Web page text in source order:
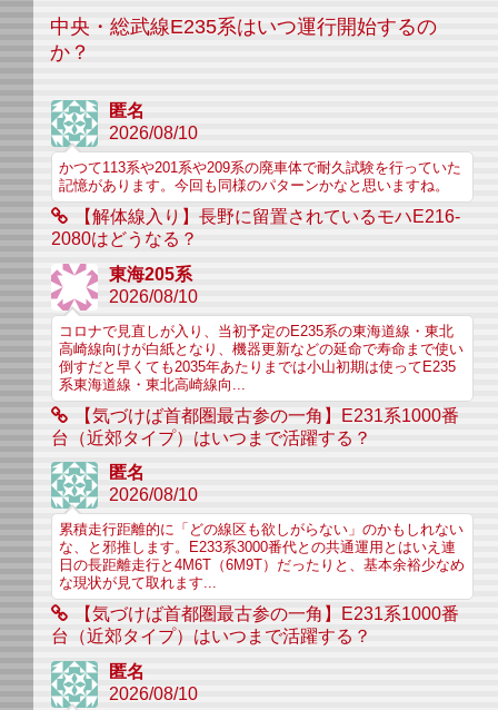
中央・総武線E235系はいつ運行開始するの
か？
匿名
2026/08/10
かつて113系や201系や209系の廃車体で耐久試験を行っていた
記憶があります。今回も同様のパターンかなと思いますね。
【解体線入り】長野に留置されているモハE216-
2080はどうなる？
東海205系
2026/08/10
コロナで見直しが入り、当初予定のE235系の東海道線・東北
高崎線向けが白紙となり、機器更新などの延命で寿命まで使い
倒すだと早くても2035年あたりまでは小山初期は使ってE235
系東海道線・東北高崎線向...
【気づけば首都圏最古参の一角】E231系1000番
台（近郊タイプ）はいつまで活躍する？
匿名
2026/08/10
累積走行距離的に「どの線区も欲しがらない」のかもしれない
な、と邪推します。E233系3000番代との共通運用とはいえ連
日の長距離走行と4M6T（6M9T）だったりと、基本余裕少なめ
な現状が見て取れます...
【気づけば首都圏最古参の一角】E231系1000番
台（近郊タイプ）はいつまで活躍する？
匿名
2026/08/10